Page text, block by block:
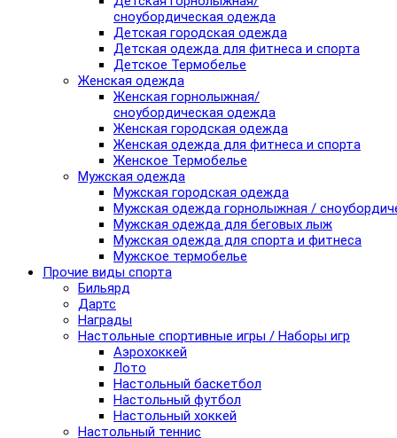
сноубордическая одежда
Детская городская одежда
Детская одежда для фитнеса и спорта
Детское Термобелье
Женская одежда
Женская горнолыжная/
сноубордическая одежда
Женская городская одежда
Женская одежда для фитнеса и спорта
Женское Термобелье
Мужская одежда
Мужская городская одежда
Мужская одежда горнолыжная /
Мужская одежда для беговых лыж
Мужская одежда для спорта и фитнеса
Мужское термобелье
Прочие виды спорта
Бильярд
Дартс
Награды
Настольные спортивные игры / Наборы игр
Аэрохоккей
Лото
Настольный баскетбол
Настольный футбол
Настольный хоккей
Настольный теннис